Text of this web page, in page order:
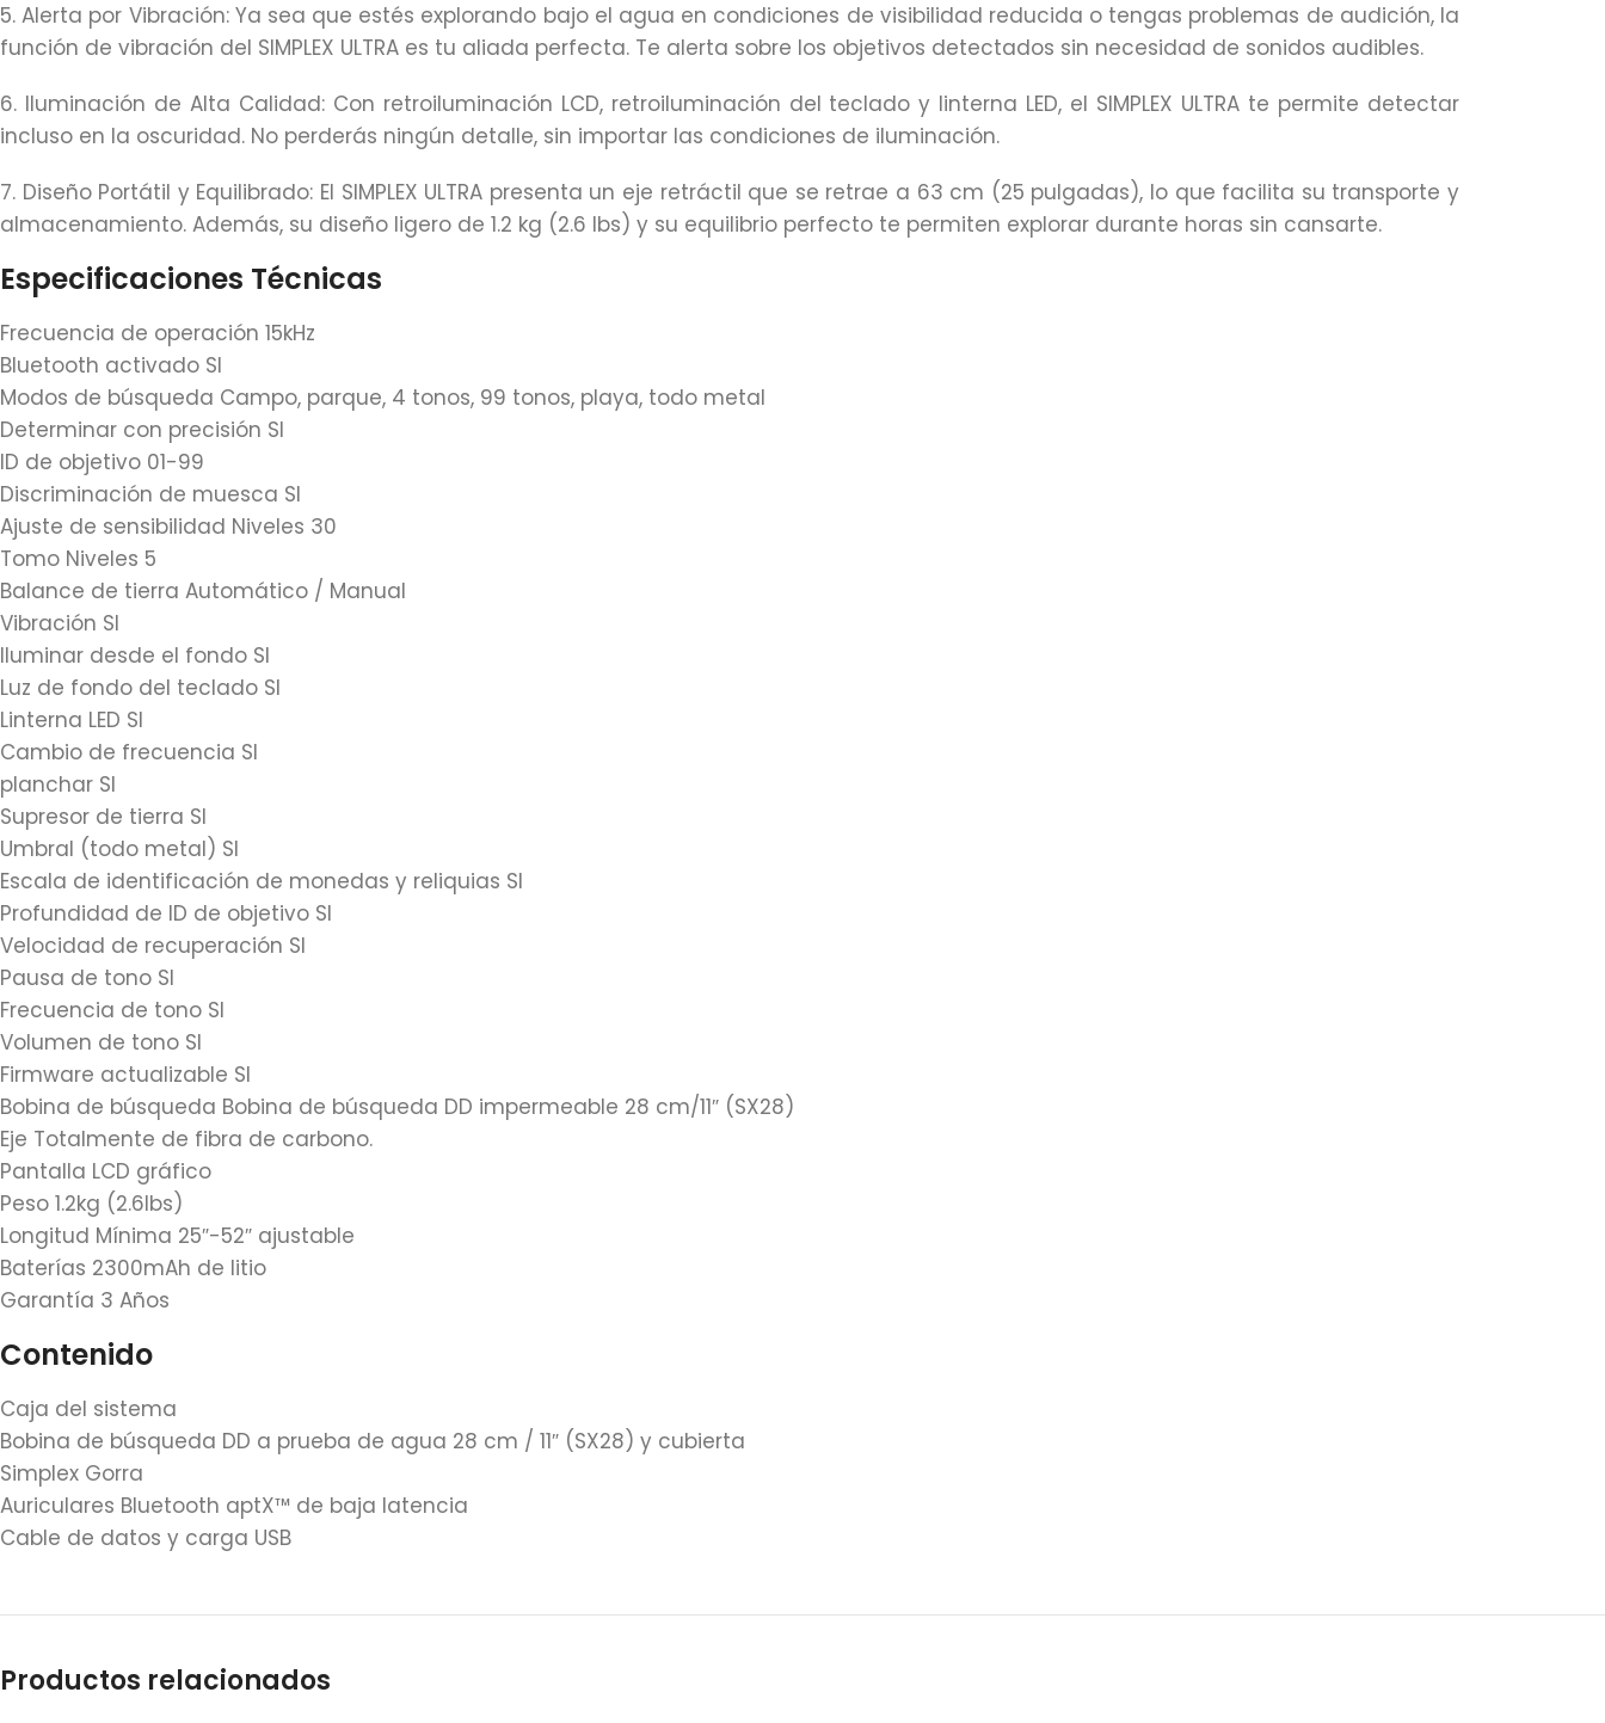
5. Alerta por Vibración: Ya sea que estés explorando bajo el agua en condiciones de visibilidad reducida o tengas problemas de audición, la
función de vibración del SIMPLEX ULTRA es tu aliada perfecta. Te alerta sobre los objetivos detectados sin necesidad de sonidos audibles.
6. Iluminación de Alta Calidad: Con retroiluminación LCD, retroiluminación del teclado y linterna LED, el SIMPLEX ULTRA te permite detectar
incluso en la oscuridad. No perderás ningún detalle, sin importar las condiciones de iluminación.
7. Diseño Portátil y Equilibrado: El SIMPLEX ULTRA presenta un eje retráctil que se retrae a 63 cm (25 pulgadas), lo que facilita su transporte y
almacenamiento. Además, su diseño ligero de 1.2 kg (2.6 lbs) y su equilibrio perfecto te permiten explorar durante horas sin cansarte.
Especificaciones Técnicas
Frecuencia de operación 15kHz
Bluetooth activado SI
Modos de búsqueda Campo, parque, 4 tonos, 99 tonos, playa, todo metal
Determinar con precisión SI
ID de objetivo 01-99
Discriminación de muesca SI
Ajuste de sensibilidad Niveles 30
Tomo Niveles 5
Balance de tierra Automático / Manual
Vibración SI
Iluminar desde el fondo SI
Luz de fondo del teclado SI
Linterna LED SI
Cambio de frecuencia SI
planchar SI
Supresor de tierra SI
Umbral (todo metal) SI
Escala de identificación de monedas y reliquias SI
Profundidad de ID de objetivo SI
Velocidad de recuperación SI
Pausa de tono SI
Frecuencia de tono SI
Volumen de tono SI
Firmware actualizable SI
Bobina de búsqueda Bobina de búsqueda DD impermeable 28 cm/11″ (SX28)
Eje Totalmente de fibra de carbono.
Pantalla LCD gráfico
Peso 1.2kg (2.6lbs)
Longitud Mínima 25″-52″ ajustable
Baterías 2300mAh de litio
Garantía 3 Años
Contenido
Caja del sistema
Bobina de búsqueda DD a prueba de agua 28 cm / 11″ (SX28) y cubierta
Simplex Gorra
Auriculares Bluetooth aptX™ de baja latencia
Cable de datos y carga USB
Productos relacionados